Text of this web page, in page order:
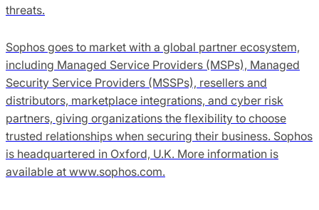
threats.
Sophos goes to market with a global partner ecosystem,
including Managed Service Providers (MSPs), Managed
Security Service Providers (MSSPs), resellers and
distributors, marketplace integrations, and cyber risk
partners, giving organizations the flexibility to choose
trusted relationships when securing their business. Sophos
is headquartered in Oxford, U.K. More information is
available at www.sophos.com.